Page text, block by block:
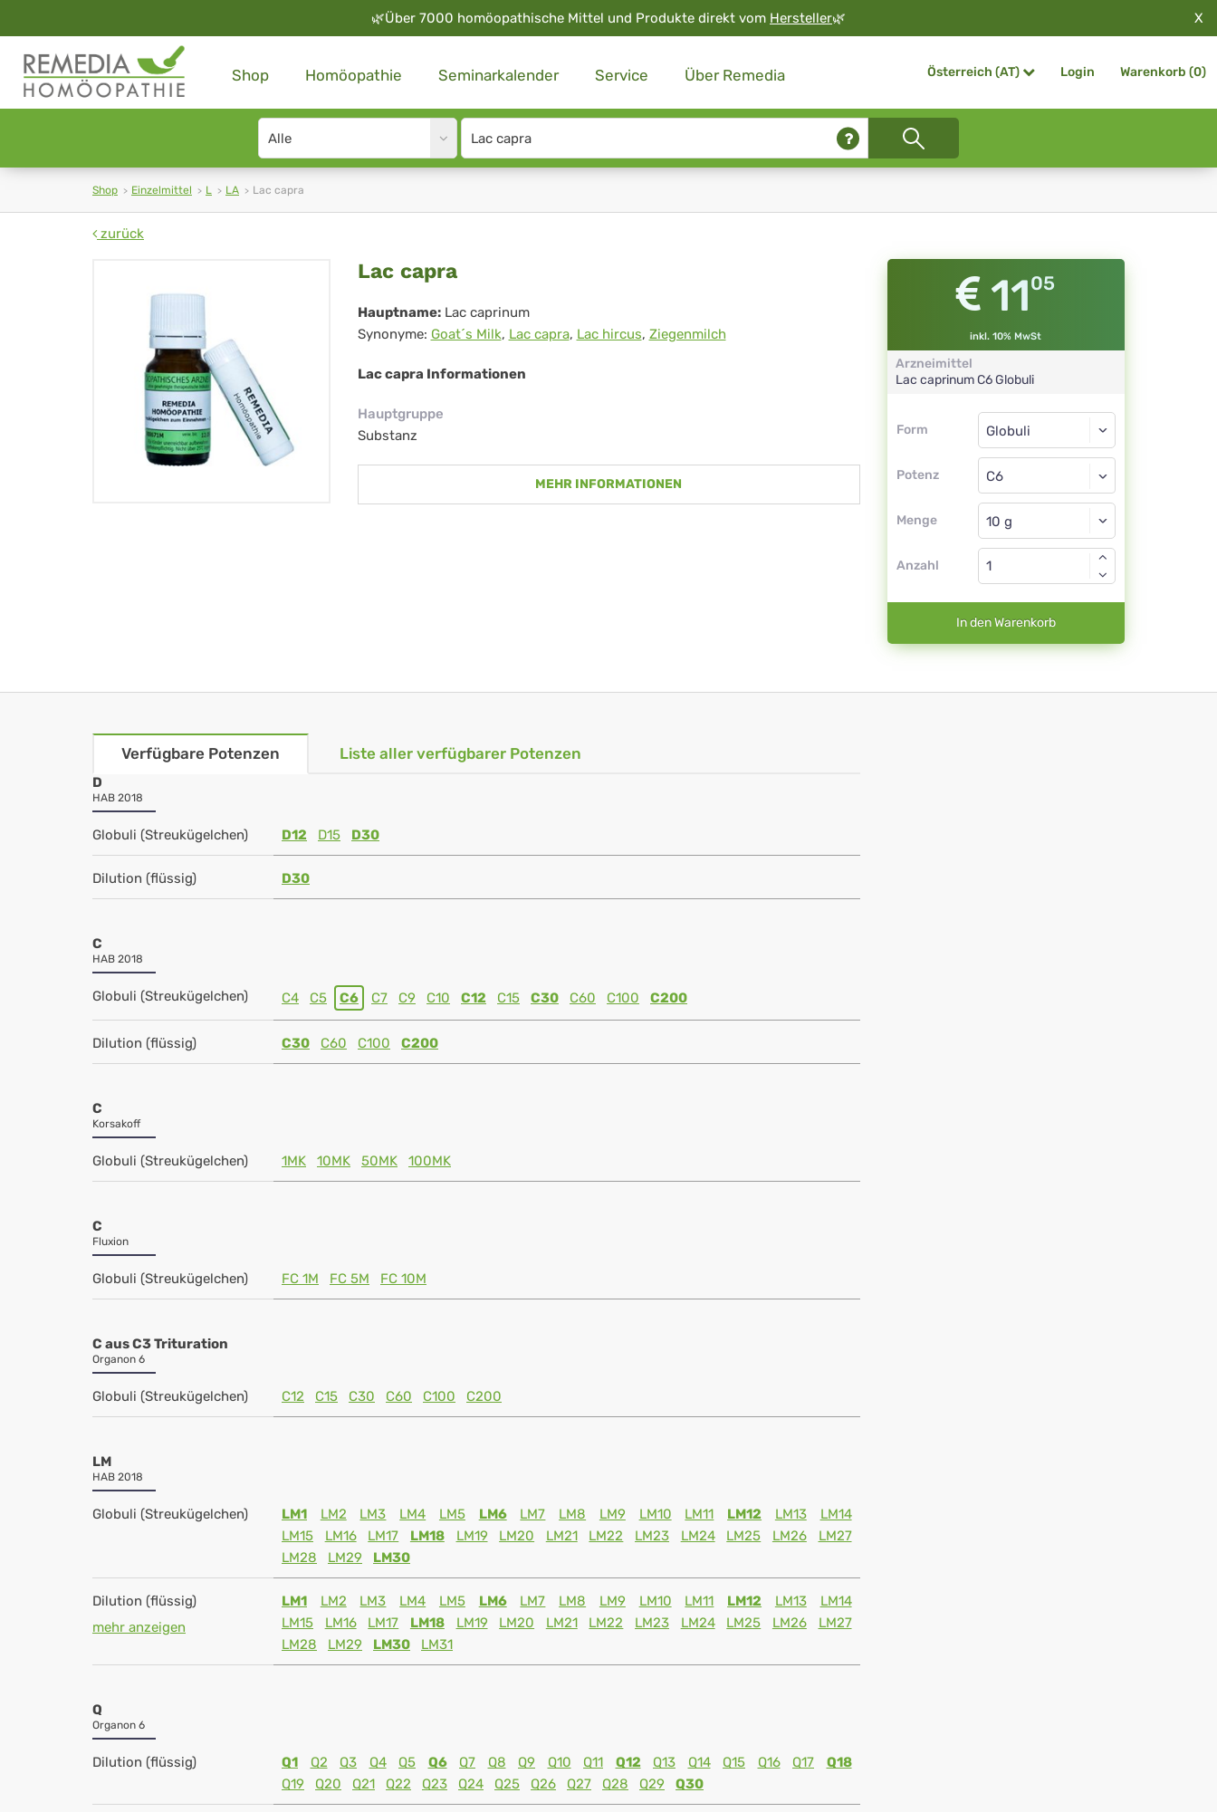
🌿Über 7000 homöopathische Mittel und Produkte direkt vom Hersteller🌿 X
Shop Homöopathie Seminarkalender Service Über Remedia Österreich (AT) Login Warenkorb (0)
Search
type
Site
search
Shop Einzelmittel L LA Lac capra
zurück
Lac
capra
Lac capra
Hauptname: Lac caprinum
Synonyme: Goat´s Milk, Lac capra, Lac hircus, Ziegenmilch
Lac capra Informationen
Hauptgruppe
Substanz
MEHR INFORMATIONEN
1105
inkl. 10% MwSt
Arzneimittel
Lac caprinumC6 Globuli
Form
Form
Potenz
Globuli
C6
Menge
Globuli
Anzahl
In den Warenkorb
Verfügbare Potenzen Liste aller verfügbarer Potenzen
D
HAB 2018
Globuli (Streukügelchen) D12 D15 D30
Dilution (flüssig) D30
C
HAB 2018
Globuli (Streukügelchen) C4 C5 C6 C7 C9 C10 C12 C15 C30 C60 C100 C200
Dilution (flüssig) C30 C60 C100 C200
C
Korsakoff
Globuli (Streukügelchen) 1MK 10MK 50MK 100MK
C
Fluxion
Globuli (Streukügelchen) FC 1M FC 5M FC 10M
C aus C3 Trituration
Organon 6
Globuli (Streukügelchen) C12 C15 C30 C60 C100 C200
LM
HAB 2018
Globuli (Streukügelchen) LM1 LM2 LM3 LM4 LM5 LM6 LM7 LM8 LM9 LM10 LM11 LM12 LM13
LM14
LM15
LM16 LM17 LM18 LM19 LM20 LM21 LM22 LM23 LM24 LM25 LM26
LM27
LM28
LM29 LM30
Dilution (flüssig)
mehr anzeigen
LM1 LM2 LM3 LM4 LM5 LM6 LM7 LM8 LM9 LM10 LM11 LM12 LM13
LM14
LM15
LM16 LM17 LM18 LM19 LM20 LM21 LM22 LM23 LM24 LM25 LM26
LM27
LM28
LM29 LM30 LM31
Q
Organon 6
Dilution (flüssig) Q1 Q2 Q3 Q4 Q5 Q6 Q7 Q8 Q9 Q10 Q11 Q12 Q13 Q14 Q15 Q16 Q17
Q18
Q19
Q20 Q21 Q22 Q23 Q24 Q25 Q26 Q27 Q28 Q29 Q30